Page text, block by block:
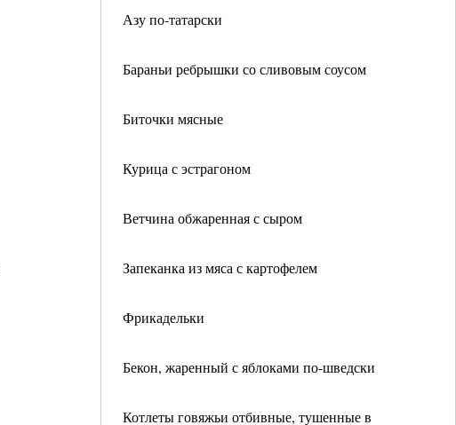
Азу по-татарски
Бараньи ребрышки со сливовым соусом
Биточки мясные
Курица с эстрагоном
Ветчина обжаренная с сыром
Запеканка из мяса с картофелем
Фрикадельки
Бекон, жаренный с яблоками по-шведски
Котлеты говяжьи отбивные, тушенные в